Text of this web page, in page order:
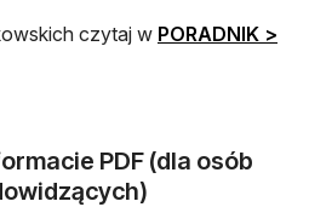
czytaj w PORADNIK >
PDF (dla osób